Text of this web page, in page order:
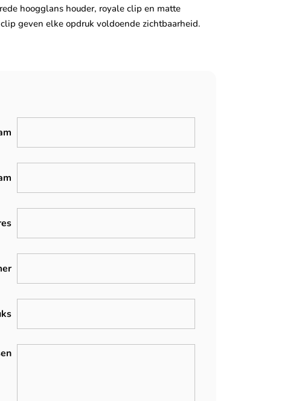
hoogglans houder, royale clip en matte
geven elke opdruk voldoende zichtbaarheid.